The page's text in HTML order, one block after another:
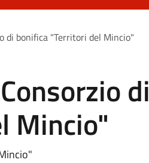
di bonifica "Territori del Mincio"
di
Mincio"